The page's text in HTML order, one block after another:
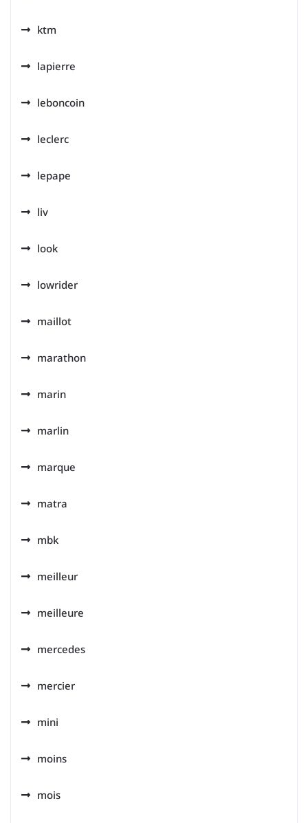
ktm
lapierre
leboncoin
leclerc
lepape
liv
look
lowrider
maillot
marathon
marin
marlin
marque
matra
mbk
meilleur
meilleure
mercedes
mercier
mini
moins
mois